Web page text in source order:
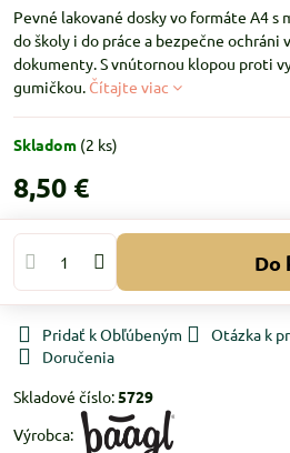
Pevné lakované dosky vo formáte A4 s
do školy i do práce a bezpečne ochráni
dokumenty. S vnútornou klopou proti
gumičkou. Čítajte viac
Skladom (2 ks)
8,50 €
Pridať k Obľúbeným Otázka k
Doručenia
Skladové číslo:5729
Výrobca: